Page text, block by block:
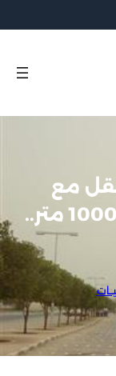
تقل مع
الرؤية الأفقية لأقل من 1000 متر..